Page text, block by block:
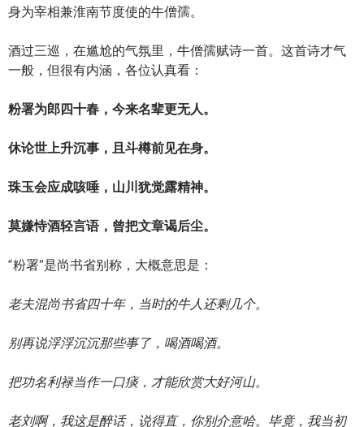
身为宰相兼淮南节度使的牛僧孺。
酒过三巡，在尴尬的气氛里，牛僧孺赋诗一首。这首诗才气
一般，但很有内涵，各位认真看：
粉署为郎四十春，今来名辈更无人。
休论世上升沉事，且斗樽前见在身。
珠玉会应成咳唾，山川犹觉露精神。
莫嫌恃酒轻言语，曾把文章谒后尘。
“粉署”是尚书省别称，大概意思是：
老夫混尚书省四十年，当时的牛人还剩几个。
别再说浮浮沉沉那些事了，喝酒喝酒。
把功名利禄当作一口痰，才能欣赏大好河山。
老刘啊，我这是醉话，说得直，你别介意哈。毕竟，我当初